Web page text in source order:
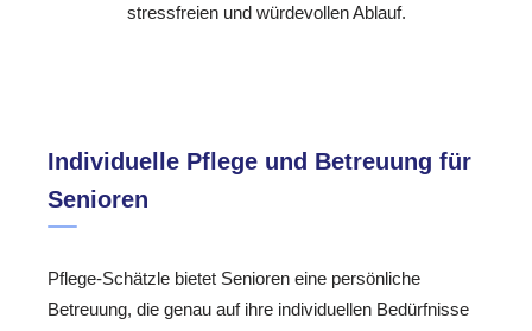
stressfreien und würdevollen Ablauf.
Individuelle Pflege und Betreuung für
Senioren
Pflege-Schätzle bietet Senioren eine persönliche
Betreuung, die genau auf ihre individuellen Bedürfnisse